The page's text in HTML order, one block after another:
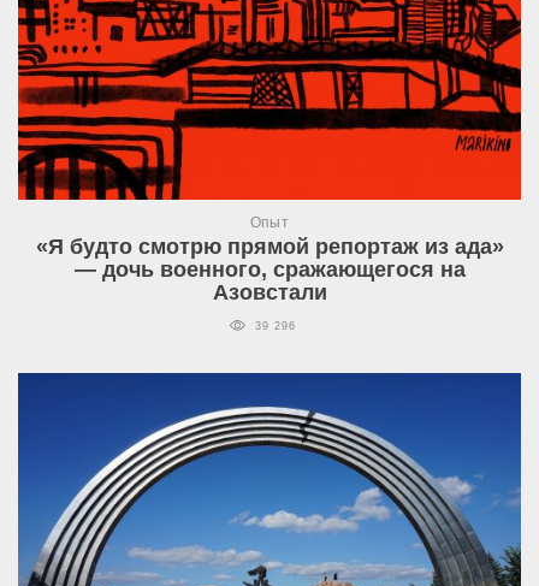
Опыт
«Я будто смотрю прямой репортаж из ада»
— дочь военного, сражающегося на
Азовстали
39 296